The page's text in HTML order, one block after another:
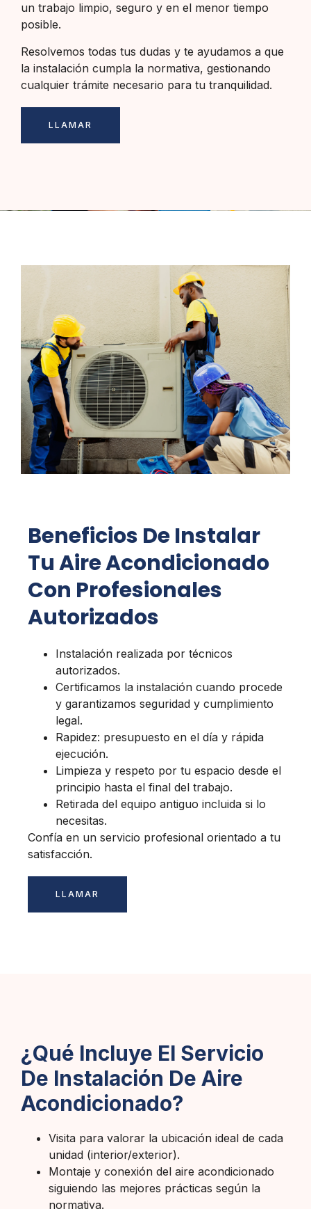
un trabajo limpio, seguro y en el menor tiempo
posible.
Resolvemos todas tus dudas y te ayudamos a que
la instalación cumpla la normativa, gestionando
cualquier trámite necesario para tu tranquilidad.
LLAMAR
Beneficios De Instalar
Tu Aire Acondicionado
Con Profesionales
Autorizados
Instalación realizada por técnicos
autorizados.
Certificamos la instalación cuando procede
y garantizamos seguridad y cumplimiento
legal.
Rapidez: presupuesto en el día y rápida
ejecución.
Limpieza y respeto por tu espacio desde el
principio hasta el final del trabajo.
Retirada del equipo antiguo incluida si lo
necesitas.
Confía en un servicio profesional orientado a tu
satisfacción.
LLAMAR
¿Qué Incluye El Servicio
De Instalación De Aire
Acondicionado?
Visita para valorar la ubicación ideal de cada
unidad (interior/exterior).
Montaje y conexión del aire acondicionado
siguiendo las mejores prácticas según la
normativa.